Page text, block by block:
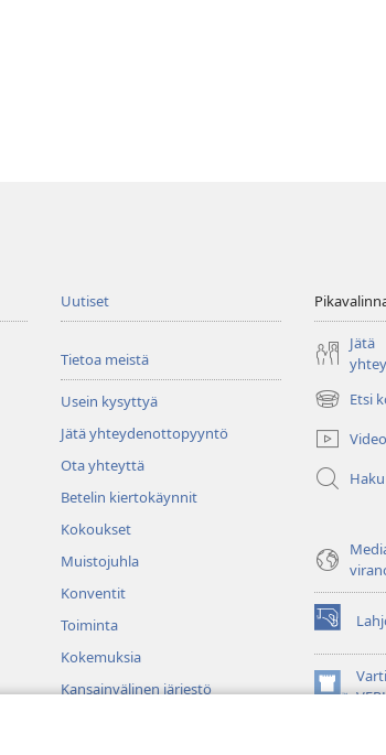
Uutiset
Tietoa meistä
Usein kysyttyä
Jätä yhteydenottopyyntö
Ota yhteyttä
Betelin kiertokäynnit
Kokoukset
Muistojuhla
Konventit
Toiminta
Kokemuksia
Kansainvälinen järjestö
Jätä
Etsi
(avaa
uuden
ikkunan)
Haku
(avaa
uuden
ikkunan)
(avaa